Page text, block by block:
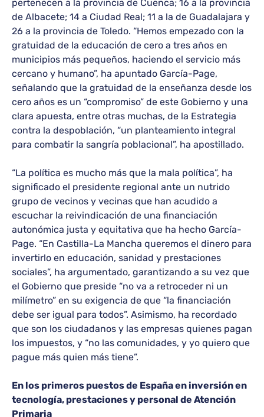
pertenecen a la provincia de Cuenca; 16 a la provincia
de Albacete; 14 a Ciudad Real; 11 a la de Guadalajara y
26 a la provincia de Toledo. “Hemos empezado con la
gratuidad de la educación de cero a tres años en
municipios más pequeños, haciendo el servicio más
cercano y humano”, ha apuntado García-Page,
señalando que la gratuidad de la enseñanza desde los
cero años es un “compromiso” de este Gobierno y una
clara apuesta, entre otras muchas, de la Estrategia
contra la despoblación, “un planteamiento integral
para combatir la sangría poblacional”, ha apostillado.
“La política es mucho más que la mala política”, ha
significado el presidente regional ante un nutrido
grupo de vecinos y vecinas que han acudido a
escuchar la reivindicación de una financiación
autonómica justa y equitativa que ha hecho García-
Page. “En Castilla-La Mancha queremos el dinero para
invertirlo en educación, sanidad y prestaciones
sociales”, ha argumentado, garantizando a su vez que
el Gobierno que preside “no va a retroceder ni un
milímetro” en su exigencia de que “la financiación
debe ser igual para todos”. Asimismo, ha recordado
que son los ciudadanos y las empresas quienes pagan
los impuestos, y “no las comunidades, y yo quiero que
pague más quien más tiene”.
En los primeros puestos de España en inversión en
tecnología, prestaciones y personal de Atención
Primaria